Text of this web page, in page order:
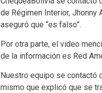
de Régimen Interior, Jhonny
aseguró que “es falso”.
Por otra parte, el video
de la información es Red
Nuestro equipo se contactó
mismo que explicó que se